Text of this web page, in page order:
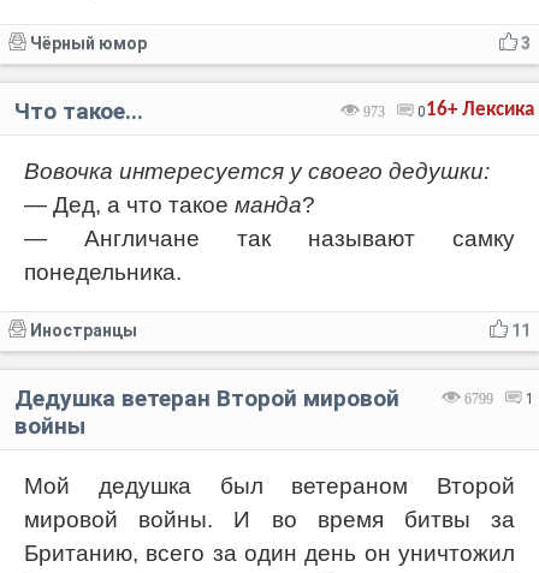
3
Чёрный юмор
Лексика
16+
973 0
Что такое...
Вовочка интересуется у своего дедушки:
— Дед, а что такое манда?
— Англичане так называют самку
понедельника.
11
Иностранцы
6799 1
Дедушка ветеран Второй мировой
войны
Мой дедушка был ветераном Второй
мировой войны. И во время битвы за
Британию, всего за один день он уничтожил